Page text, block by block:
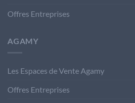
Offres Entreprises
AGAMY
Les Espaces de Vente Agamy
Offres Entreprises